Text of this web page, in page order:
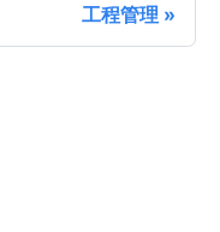
工程管理